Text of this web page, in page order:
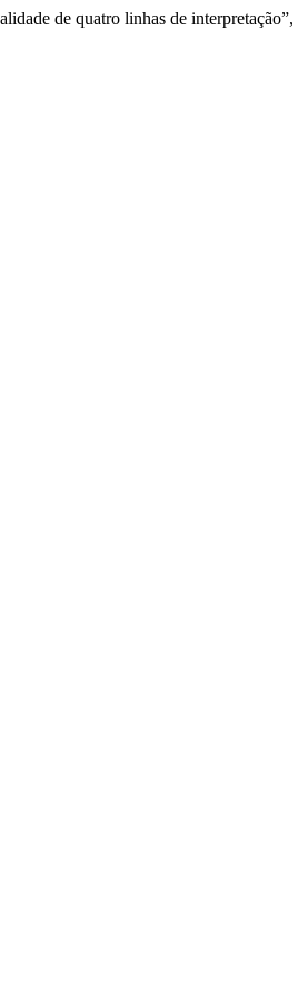
de quatro linhas de interpretação”,